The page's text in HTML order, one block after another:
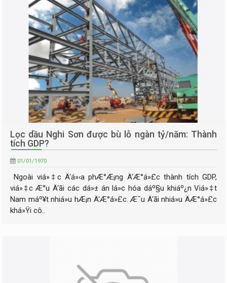
Lọc dầu Nghi Sơn được bù lỗ ngàn tỷ/năm: Thành
tích GDP?
01/01/1970
Ngoài viá»‡c Ä‘á»‹a phÆ°Æ¡ng Ä‘Æ°á»£c thành tích GDP,
viá»‡c Æ°u Ä‘ãi các dá»± án lá»c hóa dáº§u khiáº¿n Viá»‡t
Nam máº¥t nhiá»u hÆ¡n Ä‘Æ°á»£c. Æ¯u Ä‘ãi nhiá»u ÄÆ°á»£c
khá»Ÿi cô..